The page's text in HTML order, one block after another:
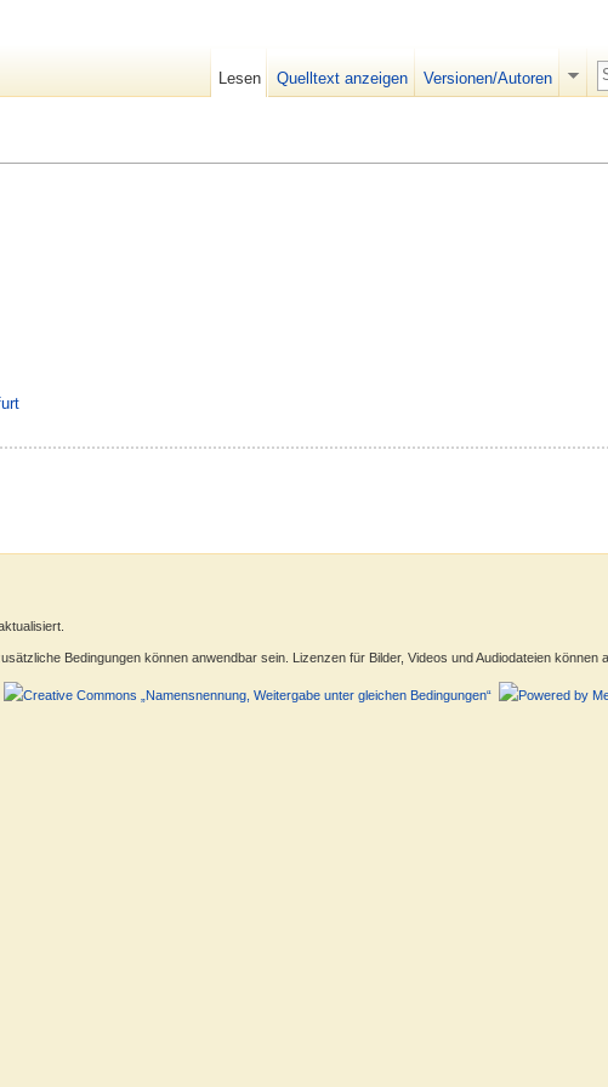
Lesen Quelltext anzeigen Versionen/Autoren
Bedingungen können anwendbar sein. Lizenzen für Bilder, Videos und Audiodateien können